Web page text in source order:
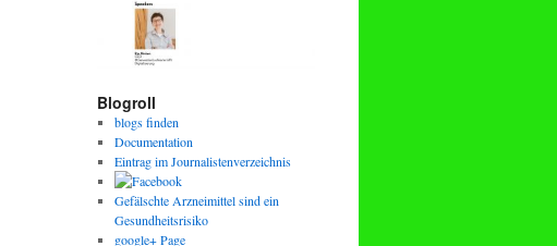
Blogroll
blogs finden
Documentation
Eintrag im Journalistenverzeichnis
Gefälschte Arzneimittel sind ein
Gesundheitsrisiko
google+ Page